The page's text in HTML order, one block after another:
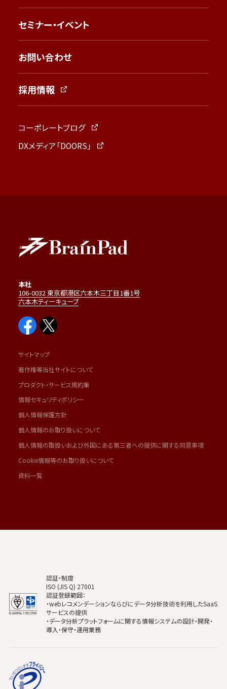
セミナー・イベント
お問い合わせ
採用情報
コーポレートブログ
DXメディア「DOORS」
本社
106-0032 東京都港区六本木三丁目1番1号
六本木ティーキューブ
サイトマップ
著作権等当社サイトについて
プロダクト・サービス規約集
情報セキュリティポリシー
個人情報保護方針
個人情報のお取り扱いについて
個人情報の取扱いおよび外国にある第三者への提供に関する同意事項
Cookie情報等のお取り扱いについて
資料一覧
認証・制度
ISO (JIS Q) 27001
認証登録範囲：
・webレコメンデーションならびにデータ分析技術を利用したSaaS
サービスの提供
・データ分析プラットフォームに関する情報システムの設計・開発・
導入・保守・運用業務